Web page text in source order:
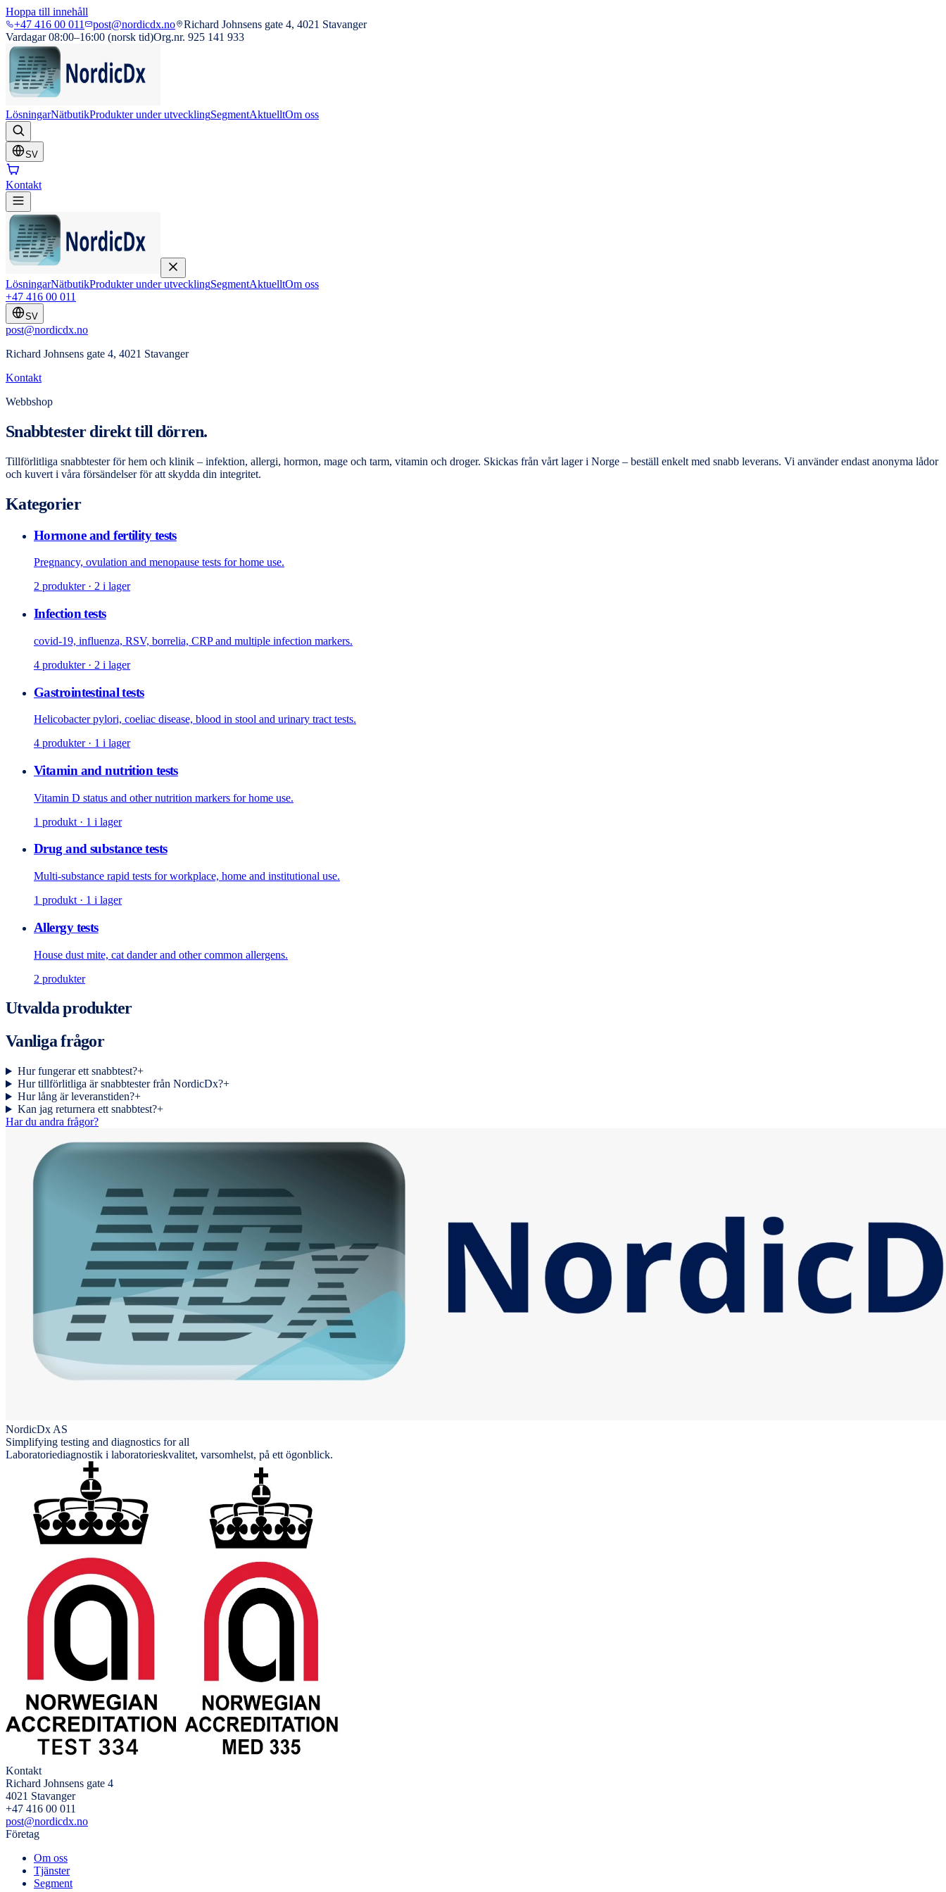
Hoppa till innehåll
+47 416 00 011
post@nordicdx.no
Richard Johnsens gate 4, 4021 Stavanger
Vardagar 08:00–16:00 (norsk tid)Org.nr. 925 141 933
LösningarNätbutikProdukter under utvecklingSegmentAktuelltOm oss
SV
Kontakt
LösningarNätbutikProdukter under utvecklingSegmentAktuelltOm oss
+47 416 00 011
SV
post@nordicdx.no
Richard Johnsens gate 4, 4021 Stavanger
Kontakt
Webbshop
Snabbtester direkt till dörren.
Tillförlitliga snabbtester för hem och klinik – infektion, allergi, hormon, mage och tarm, vitamin och droger. Skickas från vårt lager i Norge – beställ enkelt med snabb leverans. Vi använder endast anonyma lådor
och kuvert i våra försändelser för att skydda din integritet.
Kategorier
Hormone and fertility tests
Pregnancy, ovulation and menopause tests for home use.
2 produkter· 2 i lager
Infection tests
covid-19, influenza, RSV, borrelia, CRP and multiple infection markers.
4 produkter· 2 i lager
Gastrointestinal tests
Helicobacter pylori, coeliac disease, blood in stool and urinary tract tests.
4 produkter· 1 i lager
Vitamin and nutrition tests
Vitamin D status and other nutrition markers for home use.
1 produkt · 1 i lager
Drug and substance tests
Multi-substance rapid tests for workplace, home and institutional use.
1 produkt · 1 i lager
Allergy tests
House dust mite, cat dander and other common allergens.
2 produkter
Utvalda produkter
Vanliga frågor
Hur fungerar ett snabbtest?+
Hur tillförlitliga är snabbtester från NordicDx?+
Hur lång är leveranstiden?+
Kan jag returnera ett snabbtest?+
Har du andra frågor?
NordicDx AS
Simplifying testing and diagnostics for all
Laboratoriediagnostik i laboratorieskvalitet, varsomhelst, på ett ögonblick.
Kontakt
Richard Johnsens gate 4
4021 Stavanger
+47 416 00 011
post@nordicdx.no
Företag
Om oss
Tjänster
Segment